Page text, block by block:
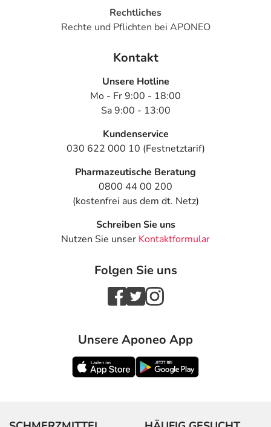
Rechtliches
Rechte und Pflichten bei APONEO
Kontakt
Unsere Hotline
Mo - Fr 9:00 - 18:00
Sa 9:00 - 13:00
Kundenservice
030 622 000 10 (Festnetztarif)
Pharmazeutische Beratung
0800 44 00 200
(kostenfrei aus dem dt. Netz)
Schreiben Sie uns
Nutzen Sie unser Kontaktformular
Folgen Sie uns
Unsere Aponeo App